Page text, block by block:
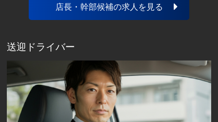
店長・幹部候補の求人を見る
送迎ドライバー